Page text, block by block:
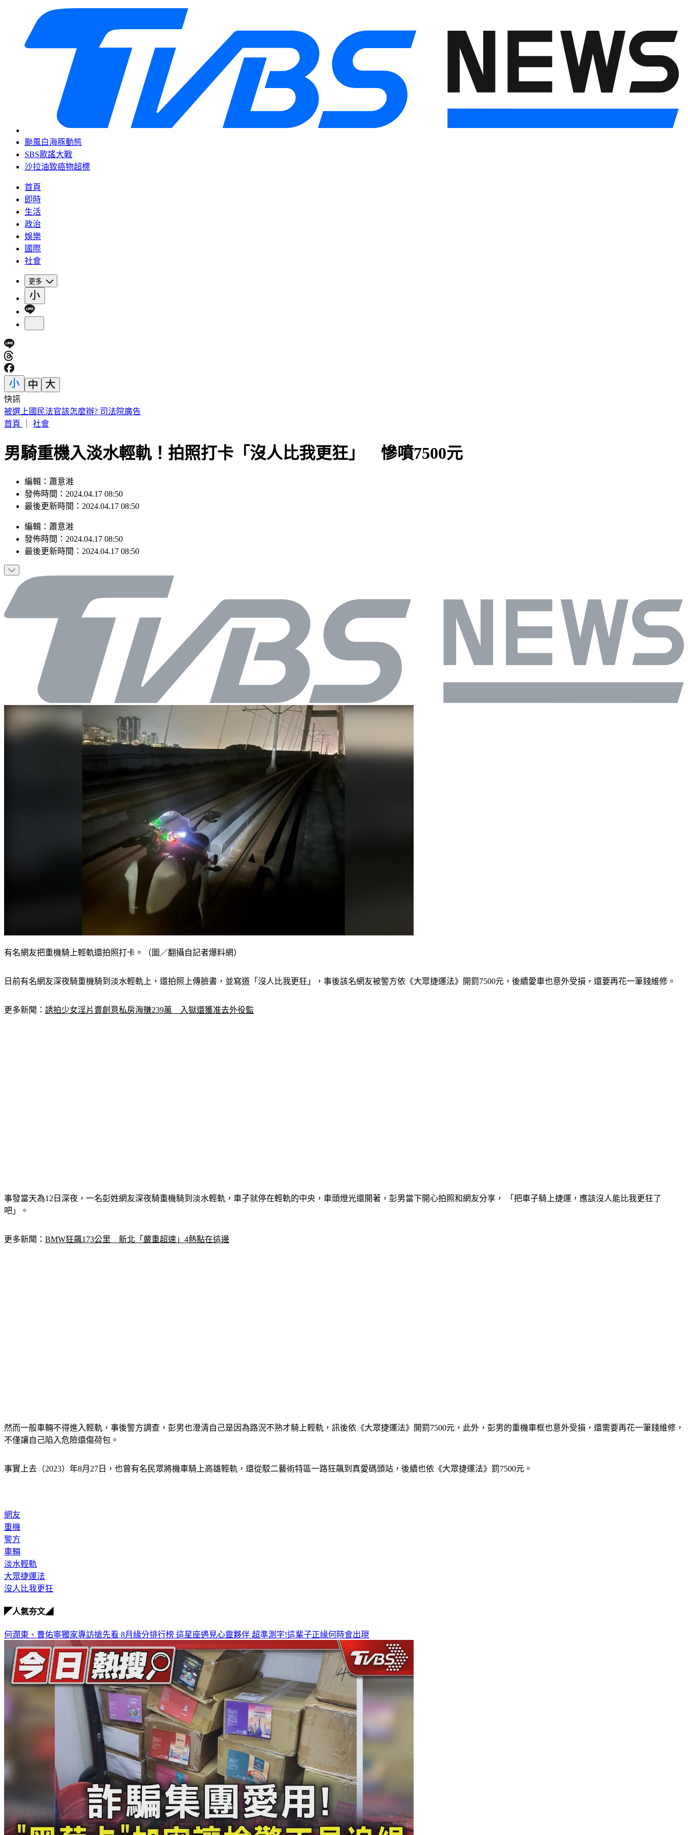
颱風白海豚動態
SBS歌謠大戰
沙拉油致癌物超標
首頁
即時
生活
政治
娛樂
國際
社會
更多
快訊
被選上國民法官該怎麼辦? 司法院廣告
首頁
社會
男騎重機入淡水輕軌！拍照打卡「沒人比我更狂」 慘噴7500元
編輯：蕭意溎
發佈時間：2024.04.17 08:50
最後更新時間：2024.04.17 08:50
編輯 ： 蕭意溎
發佈時間： 2024.04.17 08:50
最後更新時間： 2024.04.17 08:50
有名網友把重機騎上輕軌還拍照打卡。（圖／翻攝自記者爆料網）
日前有名網友深夜騎重機騎到淡水輕軌上，還拍照上傳臉書，並寫道「沒人比我更狂」，事後該名網友被警方依《大眾捷運法》開罰7500元，後續愛車也意外受損，還要再花一筆錢維修。
更多新聞： 誘拍少女淫片賣創意私房海賺239萬　入獄還獲准去外役監
事發當天為12日深夜，一名彭姓網友深夜騎重機騎到淡水輕軌，車子就停在輕軌的中央，車頭燈光還開著，彭男當下開心拍照和網友分享， 「把車子騎上捷運，應該沒人能比我更狂了
吧」。
更多新聞： BMW狂飆173公里　新北「嚴重超速」4熱點在這邊
然而一般車輛不得進入輕軌，事後警方調查，彭男也澄清自己是因為路況不熟才騎上輕軌，訊後依《大眾捷運法》開罰7500元，此外，彭男的重機車框也意外受損，還需要再花一筆錢維修，
不僅讓自己陷入危險還傷荷包。
事實上去（2023）年8月27日，也曾有名民眾將機車騎上高雄輕軌，還從駁二藝術特區一路狂飆到真愛碼頭站，後續也依《大眾捷運法》罰7500元。
網友
重機
警方
車輛
淡水輕軌
大眾捷運法
沒人比我更狂
◤人氣夯文◢
何潤東、曹佑寧獨家專訪搶先看 8月緣分排行榜 這星座遇見心靈夥伴 超準測字!這輩子正緣何時會出現